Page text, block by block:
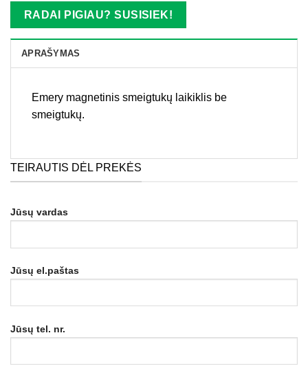
RADAI PIGIAU? SUSISIEK!
APRAŠYMAS
Emery magnetinis smeigtukų laikiklis be
smeigtukų.
TEIRAUTIS DĖL PREKĖS
Jūsų vardas
Jūsų el.paštas
Jūsų tel. nr.